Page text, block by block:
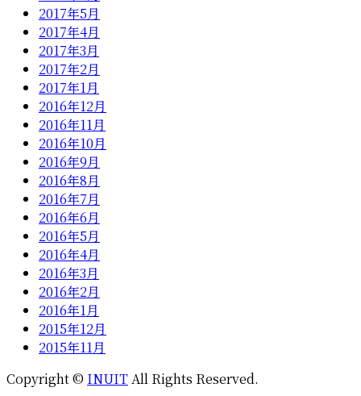
2017年5月
2017年4月
2017年3月
2017年2月
2017年1月
2016年12月
2016年11月
2016年10月
2016年9月
2016年8月
2016年7月
2016年6月
2016年5月
2016年4月
2016年3月
2016年2月
2016年1月
2015年12月
2015年11月
Copyright © INUITAll Rights Reserved.